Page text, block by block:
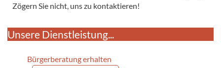
Zögern Sie nicht, uns zu kontaktieren!
Unsere Dienstleistung...
Bürgerberatung erhalten